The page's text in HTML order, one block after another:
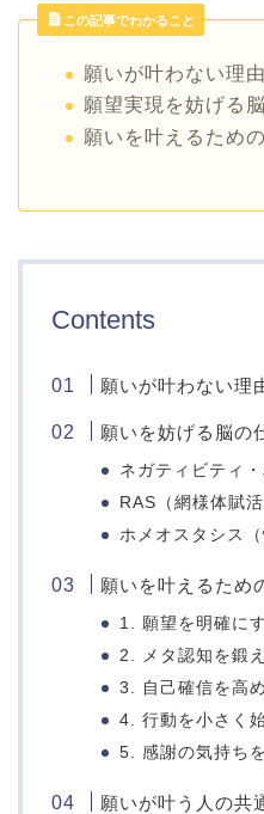
この記事でわかること
願いが叶わない理由
願望実現を妨げる
願いを叶えるため
Contents
願いが叶わない理
願いを妨げる脳の
ネガティビティ
RAS（網様体賦
ホメオスタシス
願いを叶えるため
1. 願望を明確に
2. メタ認知を鍛
3. 自己確信を高
4. 行動を小さく
5. 感謝の気持ち
願いが叶う人の共